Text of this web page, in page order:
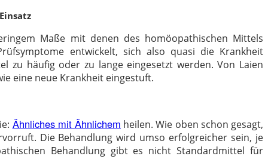
Maße mit denen des homöopathischen Mittels
entwickelt, sich also quasi die Krankheit
zu häufig oder zu lange eingesetzt werden. Von Laien
eine neue Krankheit eingestuft.
Ähnliches mit Ähnlichem heilen. Wie oben schon gesagt,
Die Behandlung wird umso erfolgreicher sein, je
Behandlung gibt es nicht Standardmittel für